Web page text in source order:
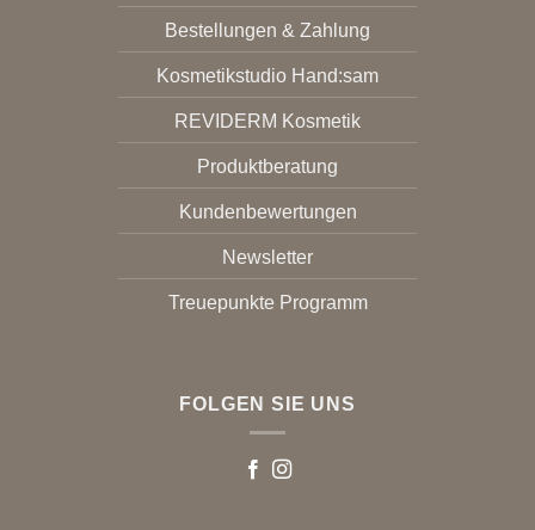
Bestellungen & Zahlung
Kosmetikstudio Hand:sam
REVIDERM Kosmetik
Produktberatung
Kundenbewertungen
Newsletter
Treuepunkte Programm
FOLGEN SIE UNS